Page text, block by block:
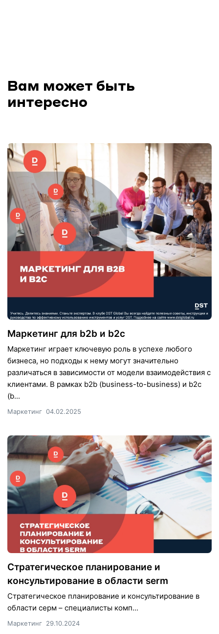
Вам может быть
интересно
Маркетинг для b2b и b2c
Маркетинг играет ключевую роль в успехе любого
бизнеса, но подходы к нему могут значительно
различаться в зависимости от модели взаимодействия с
клиентами. В рамках b2b (business-to-business) и b2c
(b...
Маркетинг 04.02.2025
Стратегическое планирование и
консультирование в области serm
Стратегическое планирование и консультирование в
области серм – специалисты комп...
Маркетинг 29.10.2024